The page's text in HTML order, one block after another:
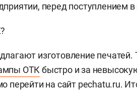
перед поступлением
изготовление печатей.
ОТК быстро и за
перейти на сайт pechatu.ru.